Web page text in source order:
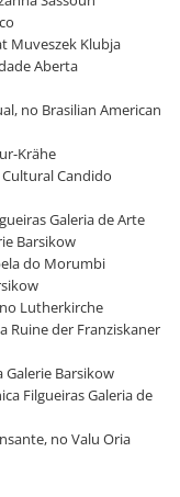
Muveszek Klubja
Aberta
no Brasilian American
Krähe
Cultural Candido
Galeria de Arte
Barsikow
do Morumbi
Lutherkirche
Ruine der Franziskaner
Galerie Barsikow
Filgueiras Galeria de
no Valu Oria